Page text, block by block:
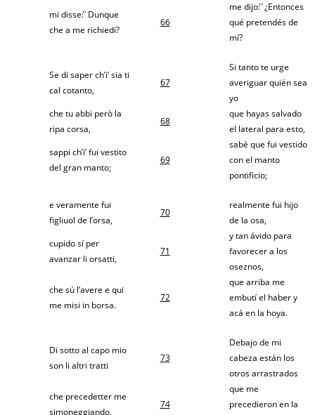
mi disse: ́ ́Dunque
che a me richiedi?
66
me dijo: ́ ́¿Entonces
qué pretendés de
mí?
Se di saper ch’i’ sia ti
cal cotanto,
67
Si tanto te urge
averiguar quién sea
yo
che tu abbi però la
ripa corsa,
68
que hayas salvado
el lateral para esto,
sappi ch’i’ fui vestito
del gran manto;
69
sabé que fui vestido
con el manto
pontificio;
e veramente fui
figliuol de l’orsa,
70
realmente fui hijo
de la osa,
cupido sí per
avanzar li orsatti,
71
y tan ávido para
favorecer a los
oseznos,
che sú l’avere e qui
me misi in borsa.
72
que arriba me
embutí el haber y
acá en la hoya.
Di sotto al capo mio
son li altri tratti
73
Debajo de mi
cabeza están los
otros arrastrados
che precedetter me
simoneggiando,
74
que me
precedieron en la